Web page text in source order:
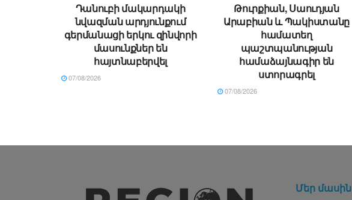
Դանուբի մակարդակի
նվազման արդյունքում
գերմանացի երկու զինվորի
մասունքներ են
հայտնաբերվել
07/08/2026
Թուրքիան, Սաուդյան
Արաբիան և Պակիստանը
համատեղ
պաշտպանության
համաձայնագիր են
ստորագրել
07/08/2026
Մեր մասին